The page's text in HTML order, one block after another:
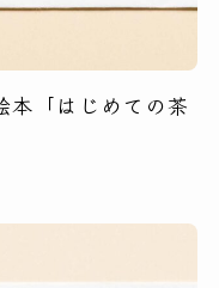
「はじめての茶